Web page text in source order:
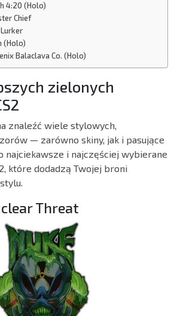
4:20 (Holo)
Chief
(Holo)
Balaclava Co. (Holo)
zielonych
znaleźć wiele stylowych,
— zarówno skiny, jak i pasujące
najciekawsze i najczęściej wybierane
które dodadzą Twojej broni
Threat